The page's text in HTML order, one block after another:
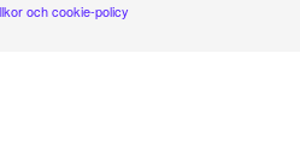
och cookie-policy